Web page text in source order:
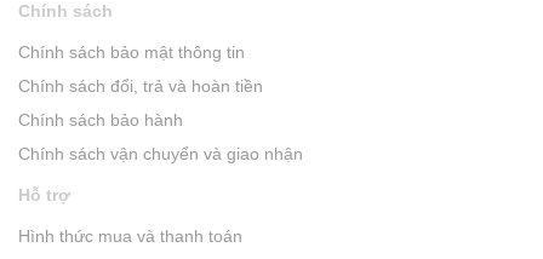
Chính sách
Chính sách bảo mật thông tin
Chính sách đổi, trả và hoàn tiền
Chính sách bảo hành
Chính sách vận chuyển và giao nhận
Hỗ trợ
Hình thức mua và thanh toán